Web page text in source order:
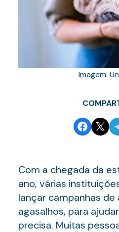
Imagem:
Share onEmail this
Com a chegada da
ano, várias
lançar campanhas
agasalhos, para
precisa. Muitas